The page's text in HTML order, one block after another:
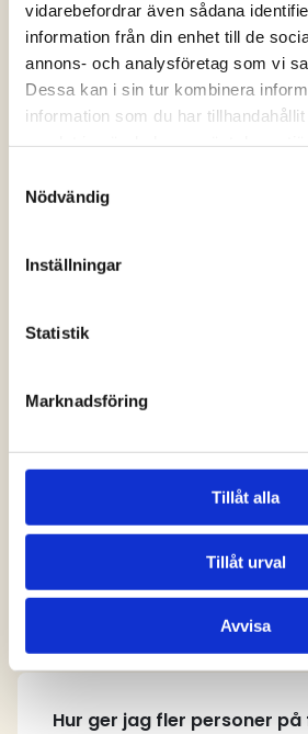
vidarebefordrar även sådana
information från din enhet till de
annons- och analysföretag som vi
Dessa kan i sin tur kombinera
information som du har
Nödvändig
Inställningar
Statistik
Marknadsföring
Tillåt alla
Tillåt urval
Avvisa
Vanliga
hemsidan?
Hur skapar jag ett
Hur ger jag fler personer